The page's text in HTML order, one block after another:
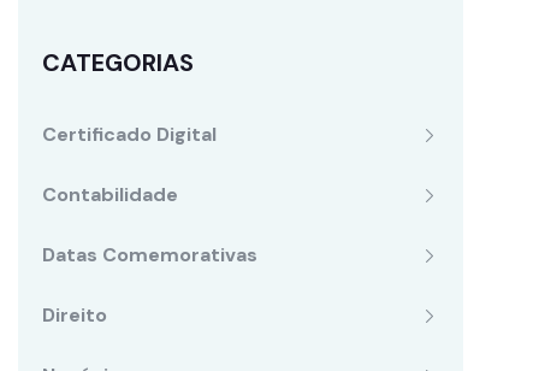
CATEGORIAS
Certificado Digital
Contabilidade
Datas Comemorativas
Direito